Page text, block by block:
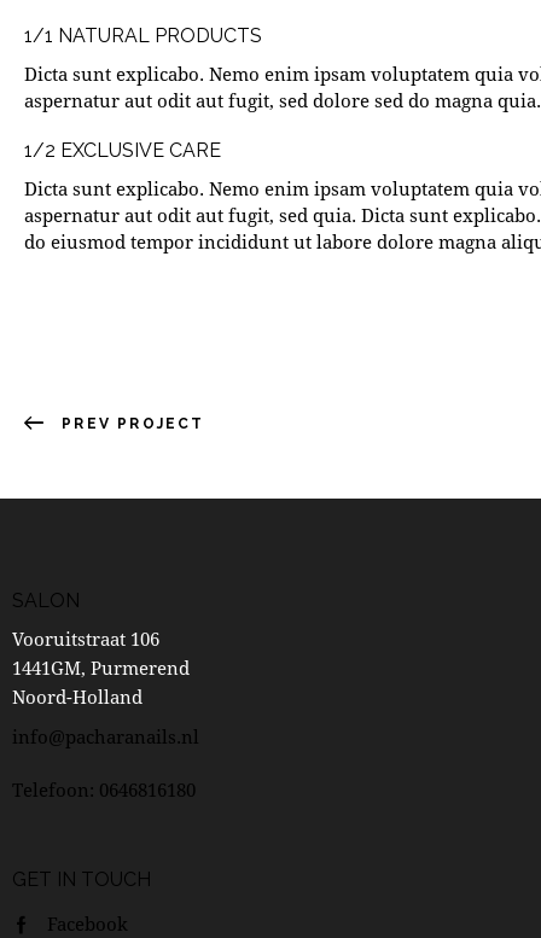
1/1 NATURAL PRODUCTS
Dicta sunt explicabo. Nemo enim ipsam voluptatem quia
aspernatur aut odit aut fugit, sed dolore sed do magna quia.
1/2 EXCLUSIVE CARE
Dicta sunt explicabo. Nemo enim ipsam voluptatem quia
aspernatur aut odit aut fugit, sed quia. Dicta sunt
do eiusmod tempor incididunt ut labore dolore magna
PREV PROJECT
SALON
Vooruitstraat 106
1441GM, Purmerend
Noord-Holland
info@pacharanails.nl
Telefoon: 0646816180
GET IN TOUCH
Facebook